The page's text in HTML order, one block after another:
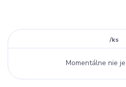
/ks
Momentálne nie